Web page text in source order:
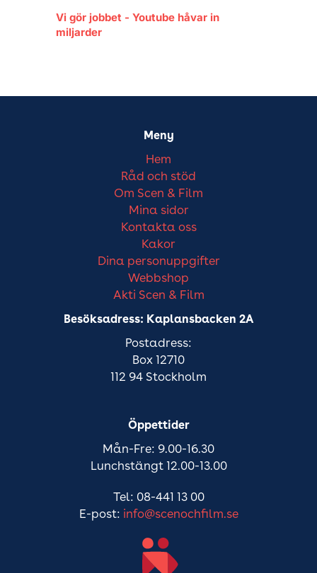
Vi gör jobbet - Youtube håvar in
miljarder
Meny
Hem
Råd och stöd
Om Scen & Film
Mina sidor
Kontakta oss
Kakor
Dina personuppgifter
Webbshop
Akti Scen & Film
Besöksadress: Kaplansbacken 2A
Postadress:
Box 12710
112 94 Stockholm
Öppettider
Mån-Fre: 9.00-16.30
Lunchstängt 12.00-13.00
Tel: 08-441 13 00
E-post: info@scenochfilm.se